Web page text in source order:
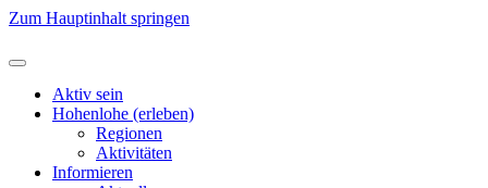
Zum Hauptinhalt springen
Aktiv sein
Hohenlohe (erleben)
Regionen
Aktivitäten
Informieren